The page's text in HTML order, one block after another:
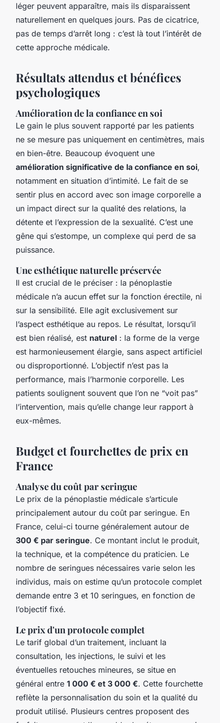
léger peuvent apparaître, mais ils disparaissent
naturellement en quelques jours. Pas de cicatrice,
pas de temps d’arrêt long : c’est là tout l’intérêt de
cette approche médicale.
Résultats attendus et bénéfices
psychologiques
Amélioration de la confiance en soi
Le gain le plus souvent rapporté par les patients
ne se mesure pas uniquement en centimètres, mais
en bien-être. Beaucoup évoquent une
amélioration significative de la confiance en soi,
notamment en situation d’intimité. Le fait de se
sentir plus en accord avec son image corporelle a
un impact direct sur la qualité des relations, la
détente et l’expression de la sexualité. C’est une
gêne qui s’estompe, un complexe qui perd de sa
puissance.
Une esthétique naturelle préservée
Il est crucial de le préciser : la pénoplastie
médicale n’a aucun effet sur la fonction érectile, ni
sur la sensibilité. Elle agit exclusivement sur
l’aspect esthétique au repos. Le résultat, lorsqu’il
est bien réalisé, est naturel : la forme de la verge
est harmonieusement élargie, sans aspect artificiel
ou disproportionné. L’objectif n’est pas la
performance, mais l’harmonie corporelle. Les
patients soulignent souvent que l’on ne “voit pas”
l’intervention, mais qu’elle change leur rapport à
eux-mêmes.
Budget et fourchettes de prix en
France
Analyse du coût par seringue
Le prix de la pénoplastie médicale s’articule
principalement autour du coût par seringue. En
France, celui-ci tourne généralement autour de
300 € par seringue. Ce montant inclut le produit,
la technique, et la compétence du praticien. Le
nombre de seringues nécessaires varie selon les
individus, mais on estime qu’un protocole complet
demande entre 3 et 10 seringues, en fonction de
l’objectif fixé.
Le prix d'un protocole complet
Le tarif global d’un traitement, incluant la
consultation, les injections, le suivi et les
éventuelles retouches mineures, se situe en
général entre 1 000 € et 3 000 €. Cette fourchette
reflète la personnalisation du soin et la qualité du
produit utilisé. Plusieurs centres proposent des